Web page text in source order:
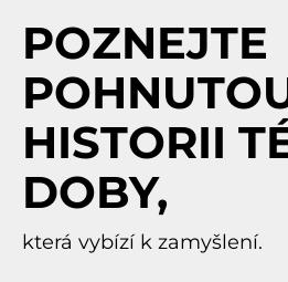
POZNEJTE
HISTORII
DOBY,
která vybízí k zamyšlení.